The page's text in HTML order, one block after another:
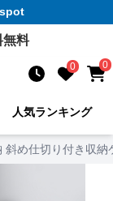
無料
0 0
人気ランキング
斜め仕切り付き収納